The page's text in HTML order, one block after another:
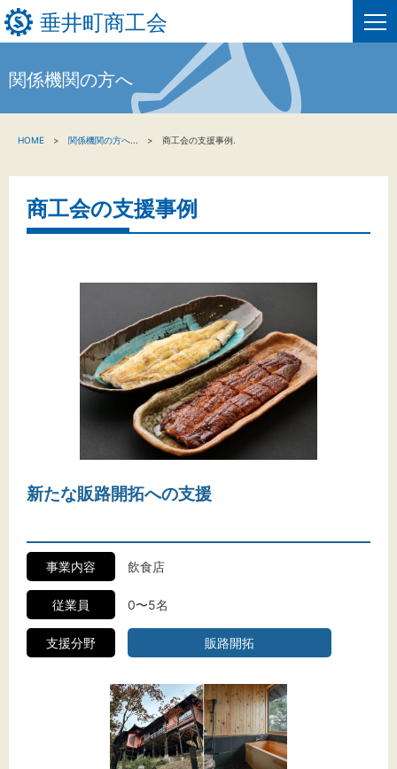
垂井町商工会
新着情報
関係機関の方へ
垂井町商工会情報について
お問い合わせ
標準 拡大
関係機関の方へ
HOME 関係機関の方へ 商工会の支援事例.
商工会の支援事例
新たな販路開拓への支援
事業内容 飲食店
従業員 0〜5名
支援分野 販路開拓